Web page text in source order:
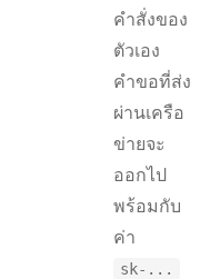
คำสั่งของ
ตัวเอง
คำขอที่ส่ง
ผ่านเครือ
ข่ายจะ
ออกไป
พร้อมกับ
ค่า
sk-...